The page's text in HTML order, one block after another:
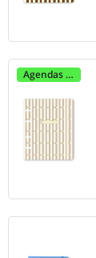
Agendas 2027